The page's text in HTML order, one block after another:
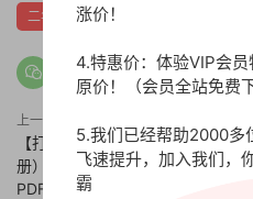
二年级语文上册
上一篇
【打印版】部编版二年级（上
册）语文期末知识点汇总【24页
PDF文档】
涨价！
4.特惠价：体验VIP会
原价！（会员全站免费下
5.我们已经帮助2000多
飞速提升，加入我们，
霸